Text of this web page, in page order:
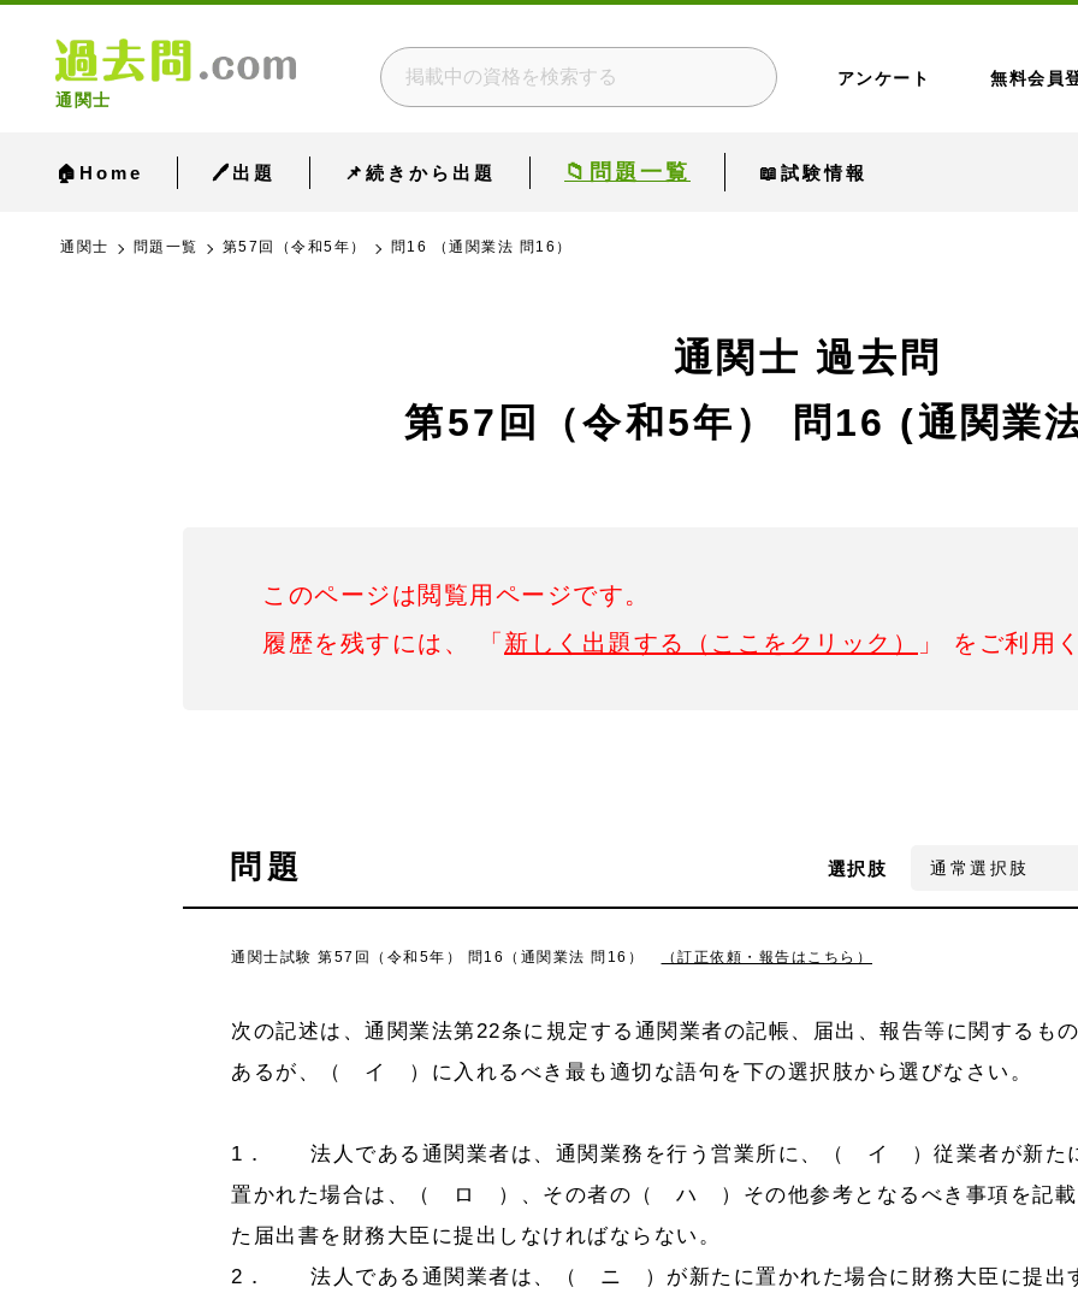
通関士
アンケート 無料会員
🏠Home 🖊出題 📌続きから出題 📁問題一覧 📖試験情報
通関士 問題一覧 第57回（令和5年） 問16 （通関業法 問16）
通関士 過去問
第57回（令和5年）
問16 (通関業
このページは閲覧用ページです。
履歴を残すには、 「 新しく出題する（ここをクリック） 」 をご利用
問題 選択肢
通関士試験 第57回（令和5年） 問16（通関業法 問16） （訂正依頼・報告はこちら）
次の記述は、通関業法第22条に規定する通関業者の記帳、届出、報告等に関するも
あるが、（ イ ）に入れるべき最も適切な語句を下の選択肢から選びなさい。
1． 法人である通関業者は、通関業務を行う営業所に、（ イ ）従業者が新た
置かれた場合は、（ ロ ）、その者の（ ハ ）その他参考となるべき事項を記載
た届出書を財務大臣に提出しなければならない。
2． 法人である通関業者は、（ ニ ）が新たに置かれた場合に財務大臣に提出